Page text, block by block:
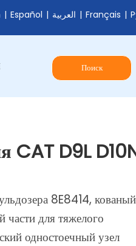
| Español | العربية | Français |
Поиск
CAT D9L
8E8414, кованый
для тяжелого
одностоечный узел